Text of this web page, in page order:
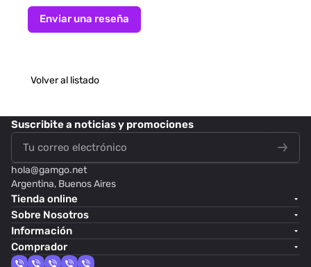
Enviar una reseña
Volver al listado
Suscribitea noticias y promociones
hola@gamgo.net
Argentina, Buenos Aires
Tienda online
Sobre Nosotros
Información
Comprador